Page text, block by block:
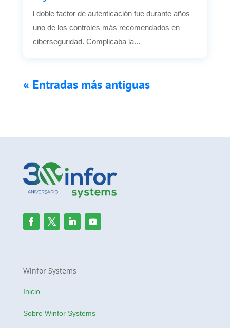
l doble factor de autenticación fue durante años
uno de los controles más recomendados en
ciberseguridad. Complicaba la...
« Entradas más antiguas
Winfor Systems
Inicio
Sobre Winfor Systems